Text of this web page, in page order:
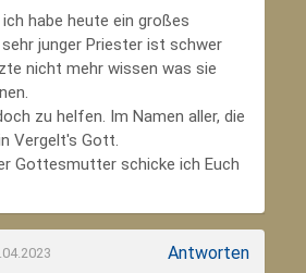
habe heute ein großes
sehr junger Priester ist schwer
nicht mehr wissen was sie
zu helfen. Im Namen aller, die
Vergelt's Gott.
Gottesmutter schicke ich Euch
Antworten